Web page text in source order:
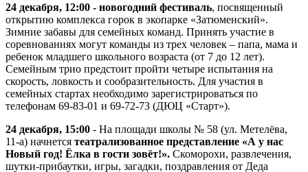
24 декабря, 12:00 - новогодний фестиваль, посвященный
открытию комплекса горок в экопарке «Затюменский».
Зимние забавы для семейных команд. Принять участие в
соревнованиях могут команды из трех человек – папа, мама и
ребенок младшего школьного возраста (от 7 до 12 лет).
Семейным трио предстоит пройти четыре испытания на
скорость, ловкость и сообразительность. Для участия в
семейных стартах необходимо зарегистрироваться по
телефонам 69-83-01 и 69-72-73 (ДЮЦ «Старт»).
24 декабря, 15:00 - На площади школы № 58 (ул. Метелёва,
11-а) начнется театрализованное представление «А у нас
Новый год! Ёлка в гости зовёт!». Скоморохи, развлечения,
шутки-прибаутки, игры, загадки, поздравления от Деда